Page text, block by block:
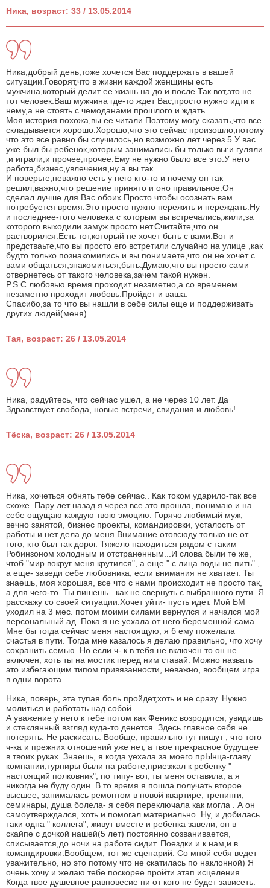
Ника, возраст: 33 / 13.05.2014
Ника,добрый день,тоже хочется Вас поддержать в вашей
ситуации.Говорят,что в жизни каждой женщины есть
мужчина,который делит ее жизнь на до и после.Так вот,это не
тот человек.Ваш мужчина где-то ждет Вас,просто нужно идти к
нему,а не стоять с чемоданами прошлого и ждать.
Моя история похожа,вы ее читали.Поэтому могу сказать,что все
складывается хорошо.Хорошо,что это сейчас произошло,потому
что это все равно бы случилось,но возможно лет через 5.У вас
уже был бы ребенок,которым занимались бы только вы:и гуляли
,и играли,и прочее,прочее.Ему не нужно было все это.У него
работа,бизнес,увлечения,ну а вы так...
И поверьте,неважно есть у него кто-то и почему он так
решил,важно,что решение принято и оно правильное.Он
сделал лучше для Вас обоих.Просто чтобы осознать вам
потребуется время.Это просто нужно пережить и переждать.Ну
и последнее-того человека с которым вы встречались,жили,за
которого выходили замуж просто нет.Считайте,что он
растворился.Есть тот,который не хочет быть с вами.Вот и
предстваьте,что вы просто его встретили случайно на улице ,как
будто только познакомились и вы понимаете,что он не хочет с
вами общаться,знакомиться,быть.Думаю,что вы просто сами
отвернетесь от такого человека,зачем такой нужен.
P.S.С любовью время проходит незаметно,а со временем
незаметно проходит любовь.Пройдет и ваша.
Спасибо,за то что вы нашли в себе силы еще и поддерживать
других людей(меня)
Тая, возраст: 26 / 13.05.2014
Ника, радуйтесь, что сейчас ушел, а не через 10 лет. Да
Здравствует свобода, новые встречи, свидания и любовь!
Тёска, возраст: 26 / 13.05.2014
Ника, хочеться обнять тебе сейчас.. Как током ударило-так все
схоже. Пару лет назад я через все это прошла, понимаю и на
себе ощущаю каждую твою эмоцию. Горячо любимый муж,
вечно занятой, бизнес проекты, командировки, усталость от
работы и нет дела до меня.Внимание отовсюду только не от
того, кто был так дорог. Тяжело находиться рядом с таким
Робинзоном холодным и отстраненным...И слова были те же,
чтоб "мир вокруг меня крутился", а еще " с лица воды не пить" ,
а еще- заведи себе любовника, если внимания не хватает. Ты
знаешь, моя хорошая, все что с нами происходит не просто так,
а для чего-то. Ты пишешь.. как не свернуть с выбранного пути. Я
расскажу со своей ситуации.Хочет уйти- пусть идет. Мой БМ
уходил на 3 мес. потом моими силами вернулся и начался мой
персональный ад. Пока я не уехала от него беременной сама.
Мне бы тогда сейчас меня настоящую, я б ему пожелала
счастья в пути. Тогда мне казалось я делаю правильно, что хочу
сохранить семью. Но если ч- к в тебя не включен то он не
включен, хоть ты на мостик перед ним ставай. Можно назвать
это избегающим типом привязанности, неважно, вообщем игра
в одни ворота.
Ника, поверь, эта тупая боль пройдет,хоть и не сразу. Нужно
молиться и работать над собой.
А уважение у него к тебе потом как Феникс возродится, увидишь
и стеклянный взгляд куда-то денется. Здесь главное себя не
потерять. Не раскисать. Вообще, правильно тут пишут , что того
ч-ка и прежних отношений уже нет, а твое прекрасное будущее
в твоих руках. Знаешь, я когда уехала за моего прЫнца-главу
компании,турниры были на работе,приезжал к ребенку "
настоящий полковник", по типу- вот, ты меня оставила, а я
никогда не буду один. В то время я пошла получать второе
высшее, занималась ремонтом в новой квартире, тренинги,
семинары, душа болела- я себя переключала как могла . А он
самоутверждался, хоть и помогал материально. Ну, и добилась
таки одна " коллега", живут вместе и ребенка завели, он в
скайпе с дочкой нашей(5 лет) постоянно созванивается,
списывается,до ночи на работе сидит. Поездки и к нам,и в
командировки.Вообщем, тот же сценарий. Со мной себя ведет
уважительно, но это потому что не скатилась по наклонной) Я
очень хочу и желаю тебе поскорее пройти этап исцеления.
Когда твое душевное равновесие ни от кого не будет зависеть.